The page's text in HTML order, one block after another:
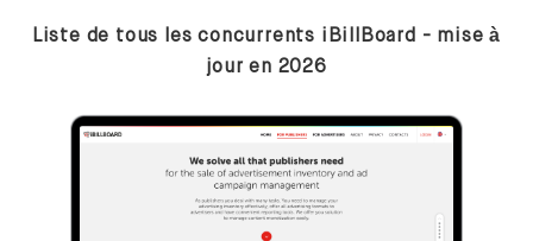
Liste de tous les concurrents iBillBoard - mise à
jour en 2026